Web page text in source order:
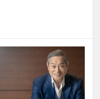
OPEN｜ 特
集-新し…
Fontine（ラ
・フォンテー